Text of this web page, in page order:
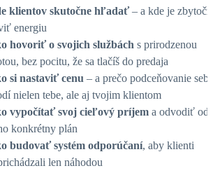
klientov skutočne hľadať– a kde je
energiu
hovoriť o svojich službách s prirodzenou
bez pocitu, že sa tlačíš do predaja
si nastaviť cenu – a prečo podceňovanie seba
nielen tebe, ale aj tvojim klientom
vypočítať svoj cieľový príjem a odvodiť od
konkrétny plán
budovať systém odporúčaní, aby klienti
len náhodou